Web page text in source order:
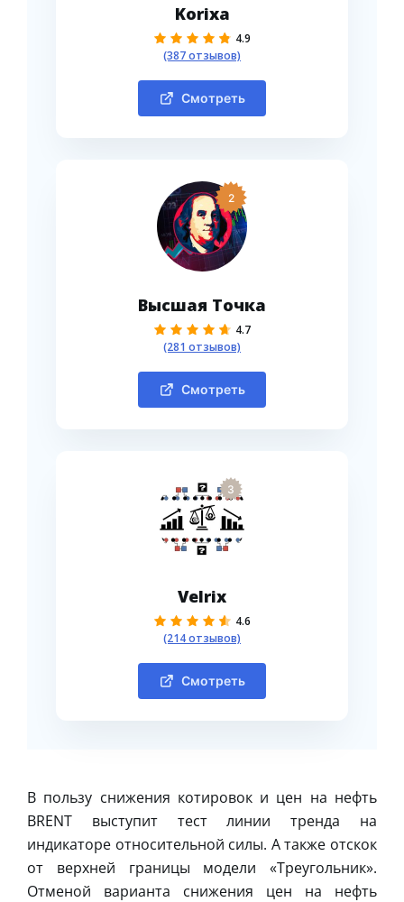
Korixa
4.9
(387 отзывов)
Смотреть
2
Высшая Точка
4.7
(281 отзывов)
Смотреть
3
Velrix
4.6
(214 отзывов)
Смотреть
В пользу снижения котировок и цен на нефть
BRENT выступит тест линии тренда на
индикаторе относительной силы. А также отскок
от верхней границы модели «Треугольник».
Отменой варианта снижения цен на нефть